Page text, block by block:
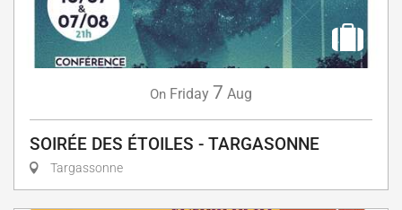
On Friday 7 Aug
SOIRÉE DES ÉTOILES - TARGASONNE
Targassonne